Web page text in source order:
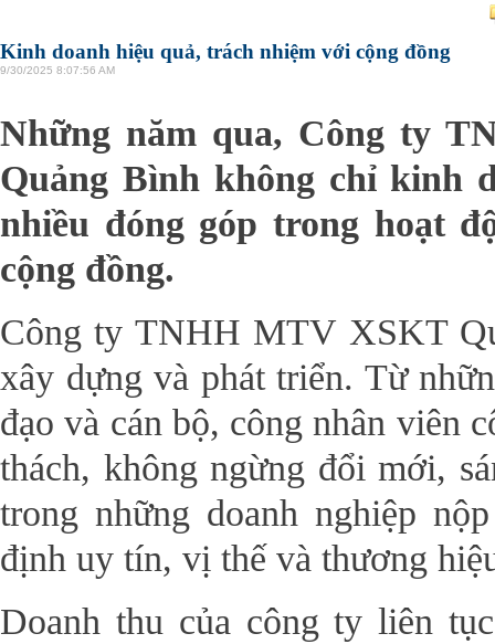
Kinh doanh hiệu quả, trách nhiệm với cộng đồng
9/30/2025 8:07:56 AM
Những năm qua, Công ty
Quảng Bình không chỉ kinh
nhiều đóng góp trong hoạt
cộng đồng.
Công ty TNHH MTV XSKT
xây dựng và phát triển. Từ
đạo và cán bộ, công nhân viên
thách, không ngừng đổi mới,
trong những doanh nghiệp
định uy tín, vị thế và thương
Doanh thu của công ty liên